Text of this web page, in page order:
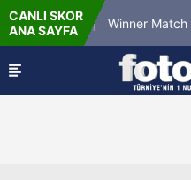
CANLI SKOR
ANA SAYFA
Match 12 Winner Match 2